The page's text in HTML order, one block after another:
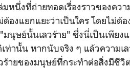
นึ่งที่ถ่ายทอดเรื่องราวของควา
งแยกแยะว่าเป็นใคร โดยไม่ต้อ
มนุษย์นั้นเลวร้าย" ซึ่งนี่เป็นเพีย
ท่านั้น หากนับจริง ๆ แล้วความ
ายของมนุษย์ที่กระทำต่อสิ่งมีชีวิ